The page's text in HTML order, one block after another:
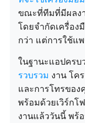
ขณะที่ทีมที่มีผลง
โดยจำกัดเครื่อง
กว่า แต่การใช้แ
ในฐานะแอปครบ
รวบรวม งาน โค
และการโทรขอ
พร้อมด้วยเวิร์กโ
งานแล้ววันนี้ พร้